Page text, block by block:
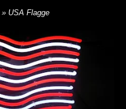
» USA Flagge